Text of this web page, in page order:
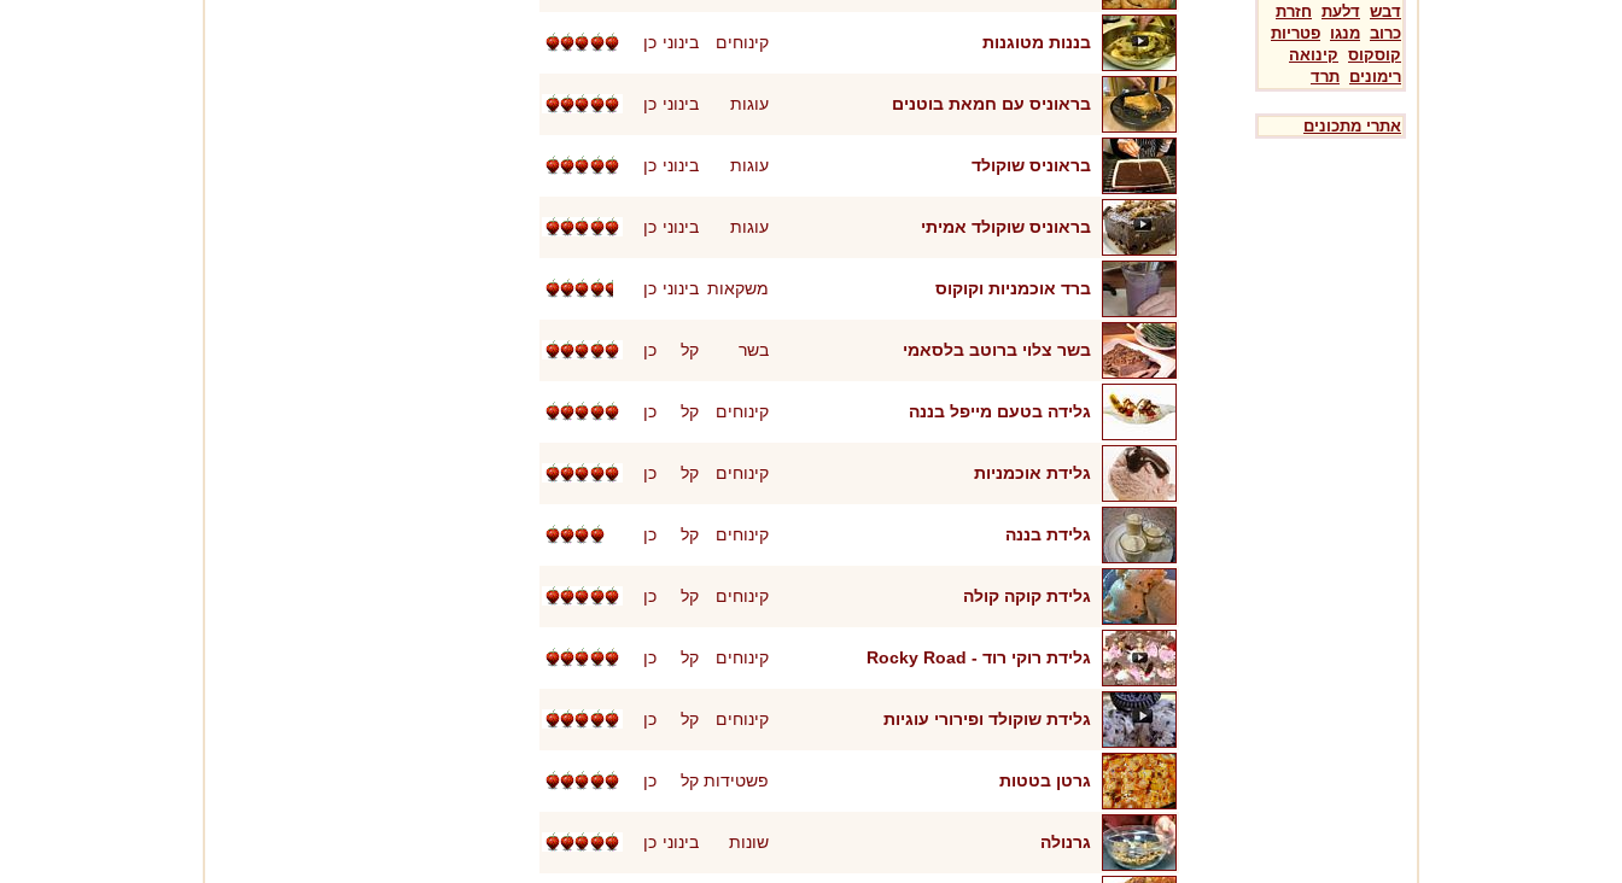
דבש דלעת חזרת
כרוב מנגו פטריות
קוסקוס קינואה
רימונים תרד
אתרי מתכונים
בננות מטוגנות קינוחים בינוני כן
בראוניס עם חמאת בוטנים עוגות בינוני כן
בראוניס שוקולד עוגות בינוני כן
בראוניס שוקולד אמיתי עוגות בינוני כן
ברד אוכמניות וקוקוס משקאות בינוני כן
בשר צלוי ברוטב בלסאמי בשר קל כן
גלידה בטעם מייפל בננה קינוחים קל כן
גלידת אוכמניות קינוחים קל כן
גלידת בננה קינוחים קל כן
גלידת קוקה קולה קינוחים קל כן
גלידת רוקי רוד - Rocky Road קינוחים קל כן
גלידת שוקולד ופירורי עוגיות קינוחים קל כן
גרטן בטטות פשטידות קל כן
גרנולה שונות בינוני כן